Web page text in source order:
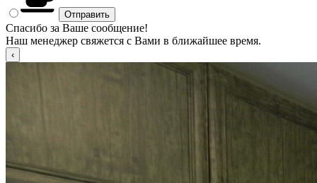
Спасибо за Ваше сообщение!
Наш менеджер свяжется с Вами в ближайшее время.